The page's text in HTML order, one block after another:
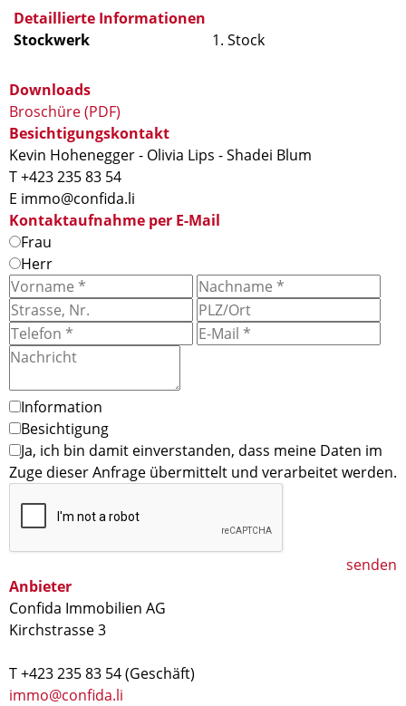
Detaillierte Informationen
Stockwerk
1. Stock
Downloads
Broschüre (PDF)
Besichtigungskontakt
Kevin Hohenegger - Olivia Lips - Shadei Blum
T +423 235 83 54
E immo@confida.li
Kontaktaufnahme per E-Mail
Frau
Herr
Information
Besichtigung
Ja, ich bin damit einverstanden, dass meine Daten im
Zuge dieser Anfrage übermittelt und verarbeitet werden.
senden
Anbieter
Confida Immobilien AG
Kirchstrasse 3
T +423 235 83 54 (Geschäft)
immo@confida.li